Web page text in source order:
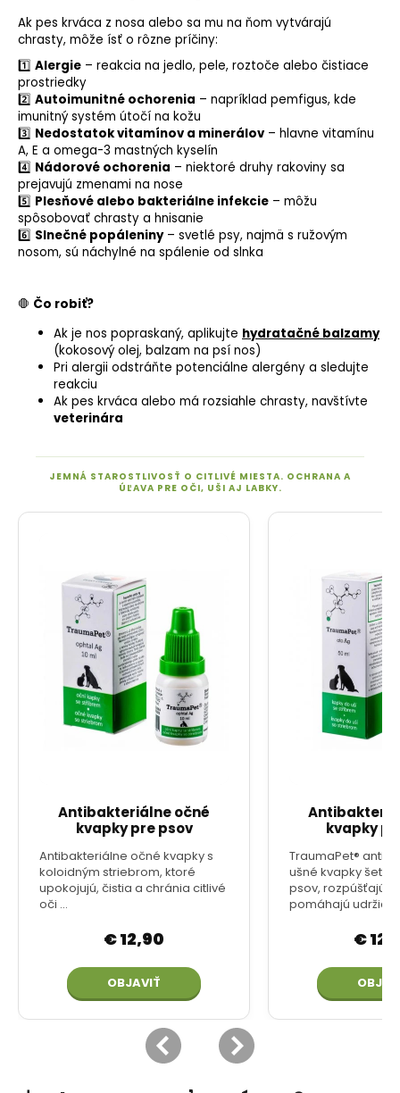
Ak pes krváca z nosa alebo sa mu na ňom vytvárajú
chrasty, môže ísť o rôzne príčiny:
1️⃣ Alergie – reakcia na jedlo, pele, roztoče alebo čistiace
prostriedky
2️⃣ Autoimunitné ochorenia – napríklad pemfigus, kde
imunitný systém útočí na kožu
3️⃣ Nedostatok vitamínov a minerálov – hlavne vitamínu
A, E a omega-3 mastných kyselín
4️⃣ Nádorové ochorenia – niektoré druhy rakoviny sa
prejavujú zmenami na nose
5️⃣ Plesňové alebo bakteriálne infekcie – môžu
spôsobovať chrasty a hnisanie
6️⃣ Slnečné popáleniny– svetlé psy, najmä s ružovým
nosom, sú náchylné na spálenie od slnka
🛑 Čo robiť?
Ak je nos popraskaný, aplikujte hydratačné balzamy
(kokosový olej, balzam na psí nos)
Pri alergii odstráňte potenciálne alergény a sledujte
reakciu
Ak pes krváca alebo má rozsiahle chrasty, navštívte
veterinára